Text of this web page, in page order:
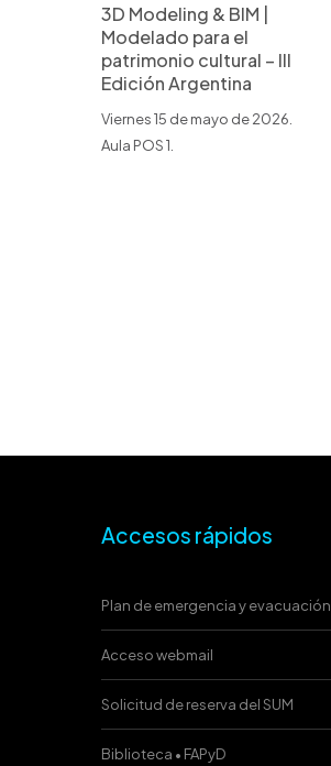
3D Modeling & BIM |
Modelado para el
patrimonio cultural – III
Edición Argentina
Viernes 15 de mayo de 2026.
Aula POS 1.
Accesos rápidos
Plan de emergencia y evacuación
Acceso webmail
Solicitud de reserva del SUM
Biblioteca • FAPyD